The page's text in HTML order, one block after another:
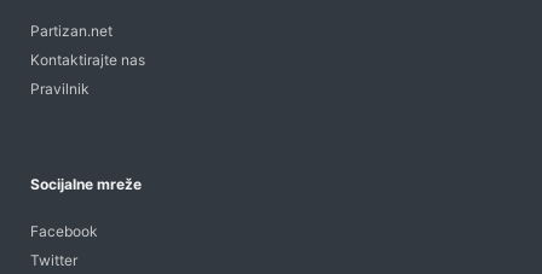
Partizan.net
Kontaktirajte nas
Pravilnik
Socijalne mreže
Facebook
Twitter